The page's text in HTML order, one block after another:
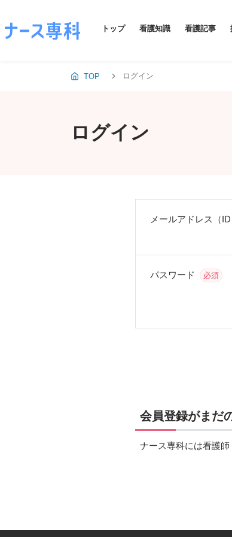
トップ 看護知識 看護記事
TOP ログイン
ログイン
メールアドレス（ID
パスワード 必須
会員登録がまだ
ナース専科には看護